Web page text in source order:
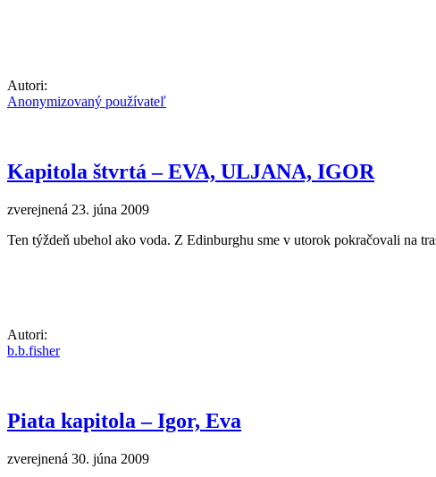
Autori:
Anonymizovaný používateľ
Kapitola štvrtá – EVA, ULJANA, IGOR
zverejnená 23. júna 2009
Ten týždeň ubehol ako voda. Z Edinburghu sme v utorok pokračovali na
Autori:
b.b.fisher
Piata kapitola – Igor, Eva
zverejnená 30. júna 2009